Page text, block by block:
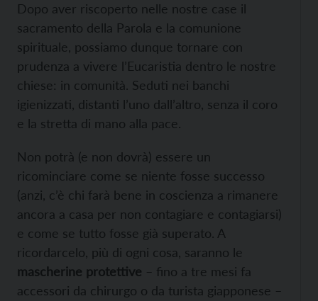
Dopo aver riscoperto nelle nostre case il
sacramento della Parola e la comunione
spirituale, possiamo dunque tornare con
prudenza a vivere l’Eucaristia dentro le nostre
chiese: in comunità. Seduti nei banchi
igienizzati, distanti l’uno dall’altro, senza il coro
e la stretta di mano alla pace.
Non potrà (e non dovrà) essere un
ricominciare come se niente fosse successo
(anzi, c’è chi farà bene in coscienza a rimanere
ancora a casa per non contagiare e contagiarsi)
e come se tutto fosse già superato. A
ricordarcelo, più di ogni cosa, saranno le
mascherine protettive – fino a tre mesi fa
accessori da chirurgo o da turista giapponese –